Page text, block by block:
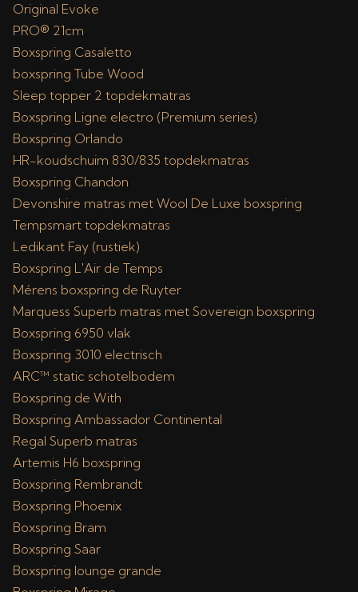
Original Evoke
PRO® 21cm
Boxspring Casaletto
boxspring Tube Wood
Sleep topper 2 topdekmatras
Boxspring Ligne electro (Premium series)
Boxspring Orlando
HR-koudschuim 830/835 topdekmatras
Boxspring Chandon
Devonshire matras met Wool De Luxe boxspring
Tempsmart topdekmatras
Ledikant Fay (rustiek)
Boxspring L'Air de Temps
Mérens boxspring de Ruyter
Marquess Superb matras met Sovereign boxspring
Boxspring 6950 vlak
Boxspring 3010 electrisch
ARC™ static schotelbodem
Boxspring de With
Boxspring Ambassador Continental
Regal Superb matras
Artemis H6 boxspring
Boxspring Rembrandt
Boxspring Phoenix
Boxspring Bram
Boxspring Saar
Boxspring lounge grande